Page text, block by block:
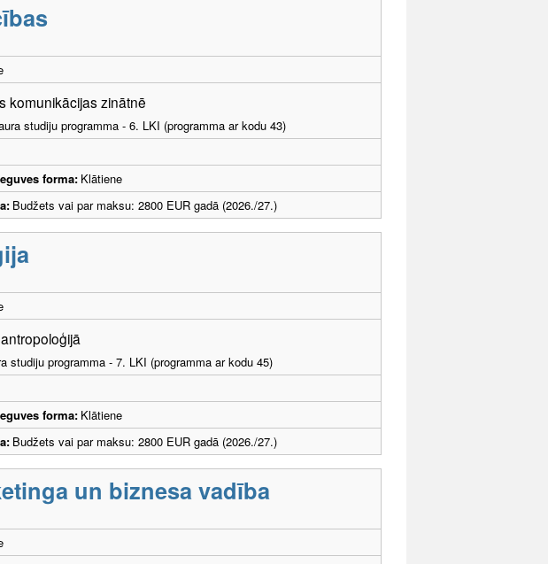
komunikācijas zinātnē
studiju programma - 6. LKI (programma ar kodu 43)
forma: Klātiene
Budžets vai par maksu: 2800 EUR gadā (2026./27.)
studiju programma - 7. LKI (programma ar kodu 45)
forma: Klātiene
Budžets vai par maksu: 2800 EUR gadā (2026./27.)
un biznesa vadība